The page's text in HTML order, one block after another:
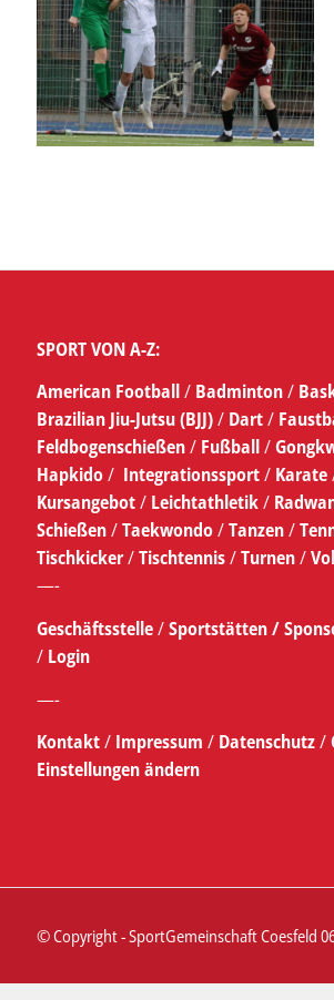
SPORT VON A-Z:
American Football/ Badminton/
Brazilian Jiu-Jutsu (BJJ)/ Dart/
Feldbogenschießen/ Fußball/
Hapkido/ Integrationssport/ Karate
Kursangebot/Leichtathletik/
Schießen/Taekwondo/Tanzen/
Tischkicker/Tischtennis/Turnen/
—-
Geschäftsstelle/Sportstätten /
/ Login
—-
Kontakt/ Impressum / Datenschutz/
Einstellungen ändern
© Copyright - SportGemeinschaft Coesfeld